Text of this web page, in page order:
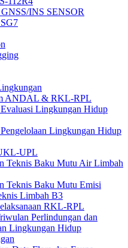
INS SENSOR
ANDAL & RKL-RPL
Lingkungan Hidup
Lingkungan Hidup
UPL
Teknis Baku Mutu Air Limbah
Teknis Baku Mutu Emisi
Limbah B3
RKL-RPL
Perlindungan dan
Lingkungan Hidup